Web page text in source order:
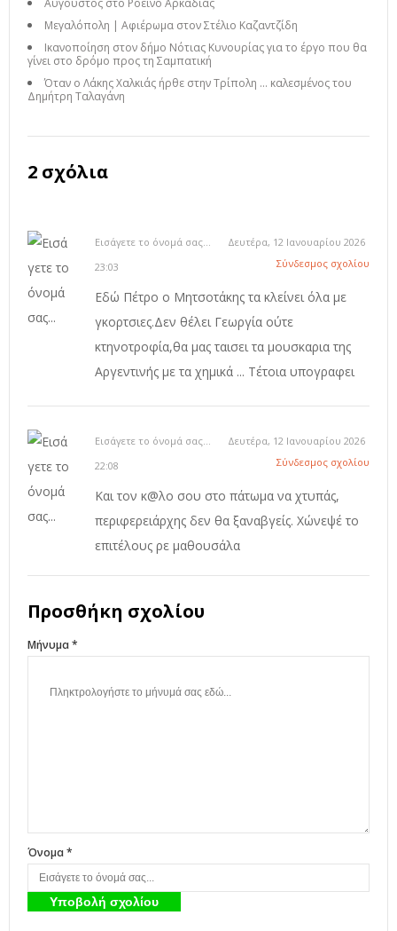
Αύγουστος στο Ροεινό Αρκαδίας
Μεγαλόπολη | Αφιέρωμα στον Στέλιο Καζαντζίδη
Ικανοποίηση στον δήμο Νότιας Κυνουρίας για το έργο που θα
γίνει στο δρόμο προς τη Σαμπατική
Όταν ο Λάκης Χαλκιάς ήρθε στην Τρίπολη ... καλεσμένος του
Δημήτρη Ταλαγάνη
2 σχόλια
Εισάγετε το όνομά σας...
Δευτέρα, 12 Ιανουαρίου 2026
23:03
Σύνδεσμος σχολίου
Εδώ Πέτρο ο Μητσοτάκης τα κλείνει όλα με
γκορτσιες.Δεν θέλει Γεωργία ούτε
κτηνοτροφία,θα μας ταισει τα μουσκαρια της
Αργεντινής με τα χημικά ... Τέτοια υπογραφει
Εισάγετε το όνομά σας...
Δευτέρα, 12 Ιανουαρίου 2026
22:08
Σύνδεσμος σχολίου
Και τον κ@λο σου στο πάτωμα να χτυπάς,
περιφερειάρχης δεν θα ξαναβγείς. Χώνεψέ το
επιτέλους ρε μαθουσάλα
Προσθήκη σχολίου
Μήνυμα *
Όνομα *